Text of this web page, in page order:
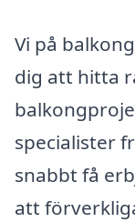
Vi på
dig att hitta
specialister
snabbt få
att